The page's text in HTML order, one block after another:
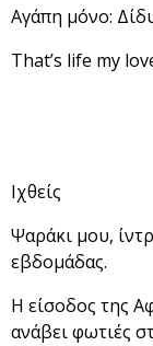
Αγάπη μόνο:
That’s life my
Ιχθείς
Ψαράκι μου,
εβδομάδας.
Η είσοδος της
ανάβει φωτιές